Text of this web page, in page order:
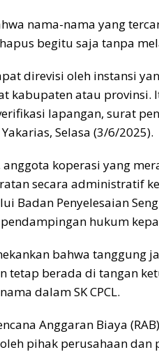
nama-nama yang
begitu saja tanpa
direvisi oleh instansi
kabupaten atau
lapangan, surat
Selasa (3/6/2025).
anggota koperasi yang
secara administratif
Badan Penyelesaian
hukum
bahwa tanggung
tetap berada di tangan
dalam SK CPCL.
Anggaran Biaya
pihak perusahaan